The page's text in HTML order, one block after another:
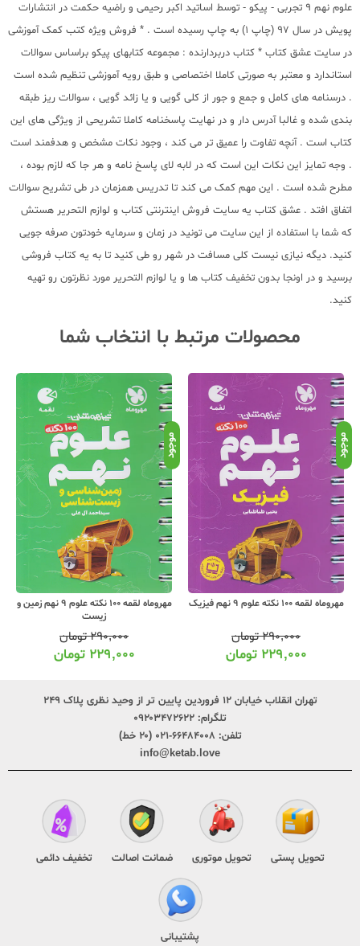
علوم نهم 9 تجربی - پیکو - توسط اساتید اکبر رحیمی و راضیه حکمت در انتشارات
پویش در سال 97 (چاپ 1) به چاپ رسیده است . * فروش ویژه کتب کمک آموزشی
در سایت عشق کتاب * کتاب دربردارنده : مجموعه کتابهای پیکو براساس سوالات
استاندارد و معتبر به صورتی کاملا اختصاصی و طبق رویه آموزشی تنظیم شده است
. درسنامه های کامل و جمع و جور از کلی گویی و یا زائد گویی ، سوالات ریز طبقه
بندی شده و غالبا آدرس دار و در نهایت پاسخنامه کاملا تشریحی از ویژگی های این
کتاب است . آنچه تفاوت را عمیق تر می کند ، وجود نکات مشخص و هدفمند است
. وجه تمایز این نکات این است که در لابه لای پاسخ نامه و هر جا که لازم بوده ،
مطرح شده است . این مهم کمک می کند تا تدریس همزمان در طی تشریح سوالات
اتفاق افتد . عشق کتاب یه سایت فروش اینترنتی کتاب و لوازم التحریر هستش
که شما با استفاده از این سایت می تونید در زمان و سرمایه خودتون صرفه جویی
کنید. دیگه نیازی نیست کلی مسافت در شهر رو طی کنید تا به یه کتاب فروشی
برسید و در اونجا بدون تخفیف کتاب ها و یا لوازم التحریر مورد نظرتون رو تهیه
کنید.
محصولات مرتبط با انتخاب شما
موجود
مهروماه لقمه 100 نکته علوم 9 نهم فیزیک
۲۹۰,۰۰۰تومان
۲۲۹,۰۰۰ تومان
موجود
مهروماه لقمه 100 نکته علوم 9 نهم زمین و
زیست
۲۹۰,۰۰۰تومان
۲۲۹,۰۰۰ تومان
تهران انقلاب خیابان ۱۲ فروردین پایین تر از وحید نظری پلاک ۲۴۹
تلگرام: ۰۹۲۰۳۴۷۲۶۲۲
تلفن: ۶۶۴۸۴۰۰۸-۰۲۱ (۲۰ خط)
info@ketab.love
تحویل پستی تحویل موتوری ضمانت اصالت تخفیف دائمی
پشتیبانی